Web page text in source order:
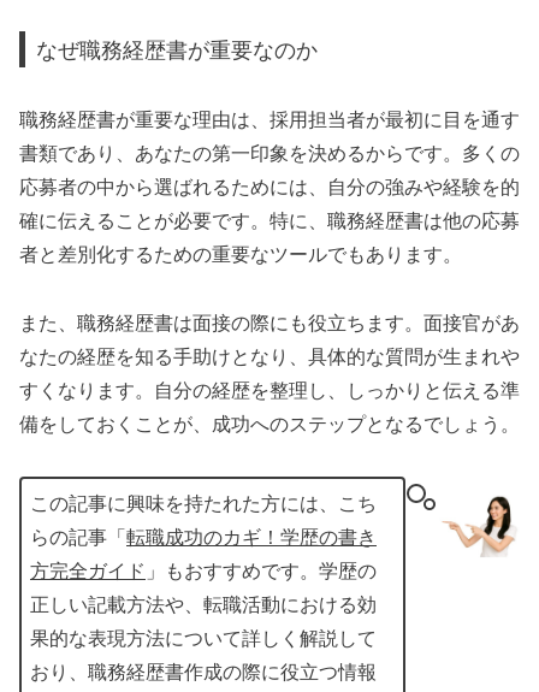
なぜ職務経歴書が重要なのか
職務経歴書が重要な理由は、採用担当者が最初に目を通す
書類であり、あなたの第一印象を決めるからです。多くの
応募者の中から選ばれるためには、自分の強みや経験を的
確に伝えることが必要です。特に、職務経歴書は他の応募
者と差別化するための重要なツールでもあります。
また、職務経歴書は面接の際にも役立ちます。面接官があ
なたの経歴を知る手助けとなり、具体的な質問が生まれや
すくなります。自分の経歴を整理し、しっかりと伝える準
備をしておくことが、成功へのステップとなるでしょう。
この記事に興味を持たれた方には、こち
らの記事「 転職成功のカギ！学歴の書き
方完全ガイド 」もおすすめです。学歴の
正しい記載方法や、転職活動における効
果的な表現方法について詳しく解説して
おり、職務経歴書作成の際に役立つ情報